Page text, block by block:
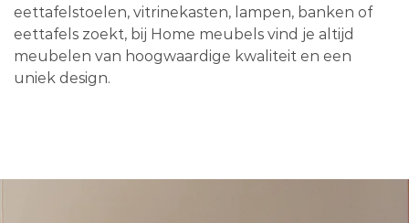
eettafelstoelen, vitrinekasten, lampen, banken of
eettafels zoekt, bij Home meubels vind je altijd
meubelen van hoogwaardige kwaliteit en een
uniek design.